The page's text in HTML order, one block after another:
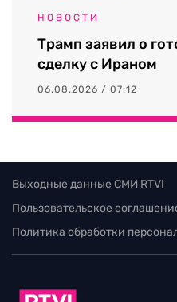
НОВОСТИ
Трамп заявил о
сделку с Ираном
06.08.2026 / 07:12
Выходные данные СМИ RTVI
Пользовательское
Политика обработки